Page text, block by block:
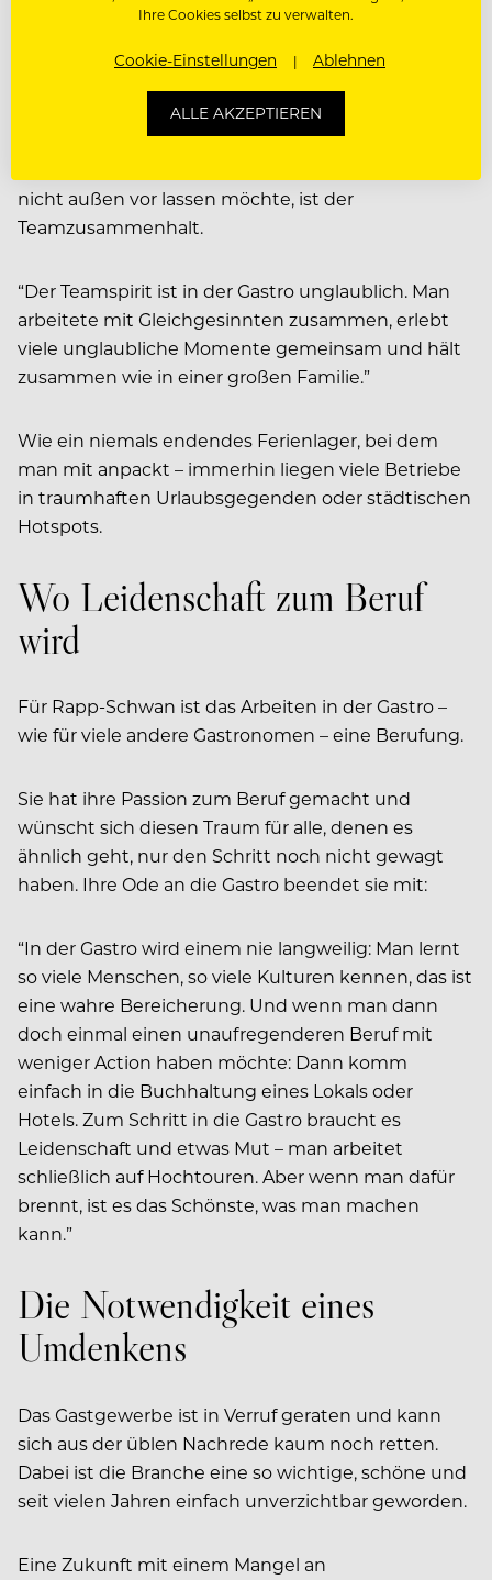
Wenn aus Kollegen
Freunde werden
nicht außen vor lassen möchte, ist der
Teamzusammenhalt.
“Der Teamspirit ist in der Gastro unglaublich. Man
arbeitete mit Gleichgesinnten zusammen, erlebt
viele unglaubliche Momente gemeinsam und hält
zusammen wie in einer großen Familie.”
Wie ein niemals endendes Ferienlager, bei dem
man mit anpackt – immerhin liegen viele Betriebe
in traumhaften Urlaubsgegenden oder städtischen
Hotspots.
Wo Leidenschaft zum Beruf
wird
Für Rapp-Schwan ist das Arbeiten in der Gastro –
wie für viele andere Gastronomen – eine Berufung.
Sie hat ihre Passion zum Beruf gemacht und
wünscht sich diesen Traum für alle, denen es
ähnlich geht, nur den Schritt noch nicht gewagt
haben. Ihre Ode an die Gastro beendet sie mit:
“In der Gastro wird einem nie langweilig: Man lernt
so viele Menschen, so viele Kulturen kennen, das ist
eine wahre Bereicherung. Und wenn man dann
doch einmal einen unaufregenderen Beruf mit
weniger Action haben möchte: Dann komm
einfach in die Buchhaltung eines Lokals oder
Hotels. Zum Schritt in die Gastro braucht es
Leidenschaft und etwas Mut – man arbeitet
schließlich auf Hochtouren. Aber wenn man dafür
brennt, ist es das Schönste, was man machen
kann.”
Die Notwendigkeit eines
Umdenkens
Das Gastgewerbe ist in Verruf geraten und kann
sich aus der üblen Nachrede kaum noch retten.
Dabei ist die Branche eine so wichtige, schöne und
seit vielen Jahren einfach unverzichtbar geworden.
Eine Zukunft mit einem Mangel an
Ihre Cookies selbst zu verwalten.
Cookie-Einstellungen Ablehnen
ALLE AKZEPTIEREN